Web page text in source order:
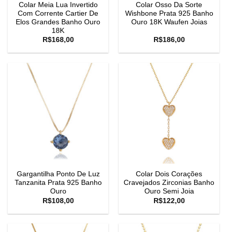
Colar Meia Lua Invertido
Com Corrente Cartier De
Elos Grandes Banho Ouro
18K
R$168,00
Colar Osso Da Sorte
Wishbone Prata 925 Banho
Ouro 18K Waufen Joias
R$186,00
Gargantilha Ponto De Luz
Tanzanita Prata 925 Banho
Ouro
R$108,00
Colar Dois Corações
Cravejados Zirconias Banho
Ouro Semi Joia
R$122,00